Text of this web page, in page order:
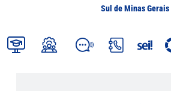
Sul de Minas Gerais